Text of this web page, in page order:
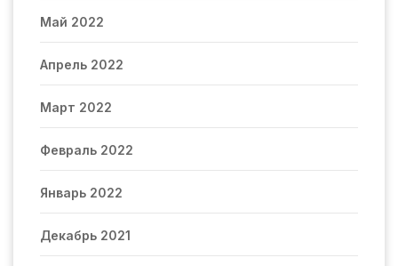
Май 2022
Апрель 2022
Март 2022
Февраль 2022
Январь 2022
Декабрь 2021